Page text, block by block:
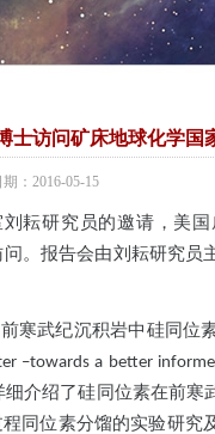
士访问矿床地球化学国
：2016-05-15
耘研究员的邀请，美
。报告会由刘耘研究
寒武纪沉积岩中硅同
–towards a better
介绍了硅同位素在前寒
同位素分馏的实验研究